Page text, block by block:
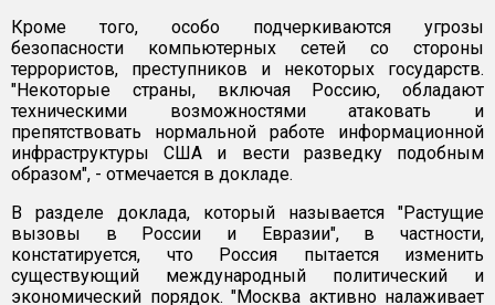
Кроме того, особо подчеркиваются угрозы
безопасности компьютерных сетей со стороны
террористов, преступников и некоторых государств.
"Некоторые страны, включая Россию, обладают
техническими возможностями атаковать и
препятствовать нормальной работе информационной
инфраструктуры США и вести разведку подобным
образом", - отмечается в докладе.
В разделе доклада, который называется "Растущие
вызовы в России и Евразии", в частности,
констатируется, что Россия пытается изменить
существующий международный политический и
экономический порядок. "Москва активно налаживает